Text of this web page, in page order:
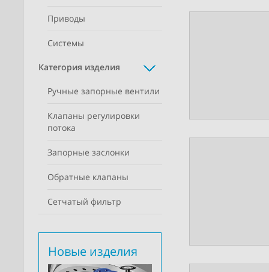
Приводы
Системы
Категория изделия
Ручные запорные вентили
Клапаны регулировки
потока
Запорные заслонки
Обратные клапаны
Сетчатый фильтр
Новые изделия